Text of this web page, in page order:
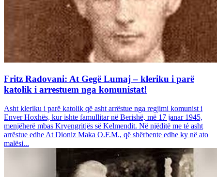
Fritz Radovani: At Gegë Lumaj – kleriku i parë
katolik i arrestuem nga komunistat!
Asht kleriku i parë katolik që asht arrëstue nga regjimi komunist i
Enver Hoxhës, kur ishte famullitar në Berishë, më 17 janar 1945,
menjëherë mbas Kryengritjës së Kelmendit. Në njëditë me té asht
arrëstue edhe At Dioniz Maka O.F.M., që shërbente edhe ky në ato
malësi...